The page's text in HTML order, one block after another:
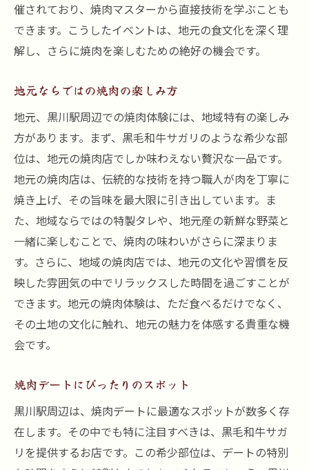
催されており、焼肉マスターから直接技術を学ぶことも
できます。こうしたイベントは、地元の食文化を深く理
解し、さらに焼肉を楽しむための絶好の機会です。
地元ならではの焼肉の楽しみ方
地元、黒川駅周辺での焼肉体験には、地域特有の楽しみ
方があります。まず、黒毛和牛サガリのような希少な部
位は、地元の焼肉店でしか味わえない贅沢な一品です。
地元の焼肉店は、伝統的な技術を持つ職人が肉を丁寧に
焼き上げ、その旨味を最大限に引き出しています。ま
た、地域ならではの特製タレや、地元産の新鮮な野菜と
一緒に楽しむことで、焼肉の味わいがさらに深まりま
す。さらに、地域の焼肉店では、地元の文化や習慣を反
映した雰囲気の中でリラックスした時間を過ごすことが
できます。地元の焼肉体験は、ただ食べるだけでなく、
その土地の文化に触れ、地元の魅力を体感する貴重な機
会です。
焼肉デートにぴったりのスポット
黒川駅周辺は、焼肉デートに最適なスポットが数多く存
在します。その中でも特に注目すべきは、黒毛和牛サガ
リを提供するお店です。この希少部位は、デートの特別